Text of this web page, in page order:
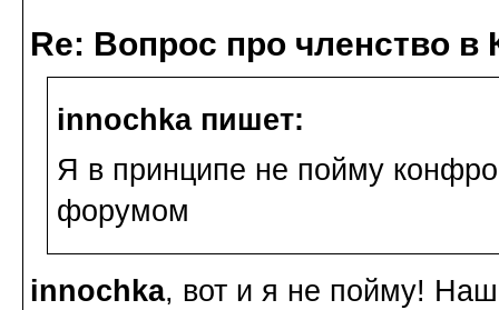
Re: Вопрос про членство в
innochka пишет:
Я в принципе не пойму
форумом
innochka, вот и я не пойму!